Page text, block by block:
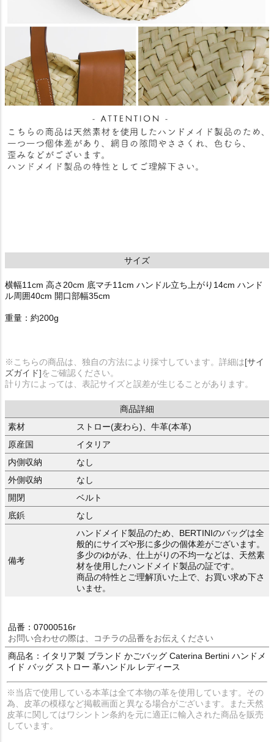
サイズ
横幅11cm 高さ20cm 底マチ11cm ハンドル立ち上がり14cm ハンド
ル周囲40cm 開口部幅35cm
重量：約200g
※こちらの商品は、独自の方法により採寸しています。詳細は[サイ
ズガイド]をご確認ください。
計り方によっては、表記サイズと誤差が生じることがあります。
商品詳細
素材
ストロー(麦わら)、牛革(本革)
原産国
イタリア
内側収納
なし
外側収納
なし
開閉
ベルト
底鋲
なし
備考
ハンドメイド製品のため、BERTINIのバッグは全
般的にサイズや形に多少の個体差がございます。
多少のゆがみ、仕上がりの不均一などは、天然素
材を使用したハンドメイド製品の証です。
商品の特性とご理解頂いた上で、お買い求め下さ
いませ。
品番：07000516r
お問い合わせの際は、コチラの品番をお伝えください
商品名：イタリア製 ブランド かごバッグ Caterina Bertini ハンドメ
イド バッグ ストロー 革ハンドル レディース
※当店で使用している本革は全て本物の革を使用しています。その
為、皮革の模様など掲載画面と異なる場合がございます。また天然
皮革に関してはワシントン条約を元に適正に輸入された商品を販売
しています。